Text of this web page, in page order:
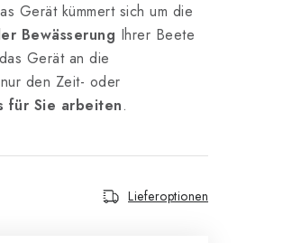
Gerät kümmert sich um die
Bewässerung Ihrer Beete
Gerät an die
den Zeit- oder
für Sie arbeiten.
Lieferoptionen